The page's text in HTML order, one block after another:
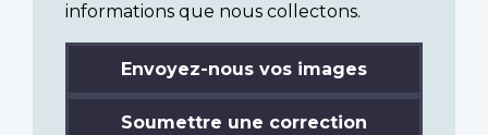
informations que nous collectons.
Envoyez-nous vos images
Soumettre une correction